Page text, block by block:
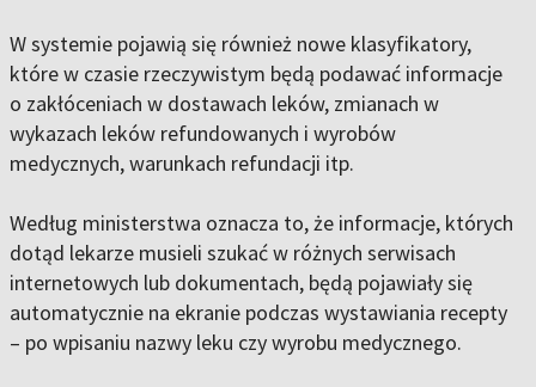
W systemie pojawią się również nowe klasyfikatory,
które w czasie rzeczywistym będą podawać informacje
o zakłóceniach w dostawach leków, zmianach w
wykazach leków refundowanych i wyrobów
medycznych, warunkach refundacji itp.
Według ministerstwa oznacza to, że informacje, których
dotąd lekarze musieli szukać w różnych serwisach
internetowych lub dokumentach, będą pojawiały się
automatycznie na ekranie podczas wystawiania recepty
– po wpisaniu nazwy leku czy wyrobu medycznego.